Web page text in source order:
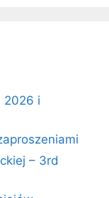
2026 i
– 3rd